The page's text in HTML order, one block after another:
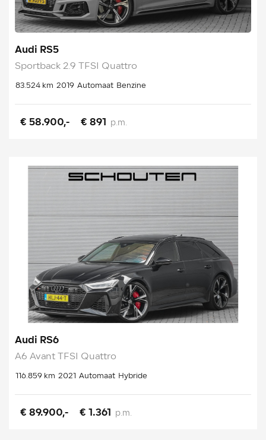
Audi RS5
Sportback 2.9 TFSI Quattro
83.524 km 2019 Automaat Benzine
€ 58.900,- € 891 p.m.
Audi RS6
A6 Avant TFSI Quattro
116.859 km 2021 Automaat Hybride
€ 89.900,- € 1.361 p.m.